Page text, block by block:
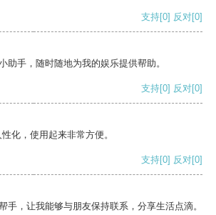
支持[0] 反对[0]
助手，随时随地为我的娱乐提供帮助。
支持[0] 反对[0]
化，使用起来非常方便。
支持[0] 反对[0]
手，让我能够与朋友保持联系，分享生活点滴。